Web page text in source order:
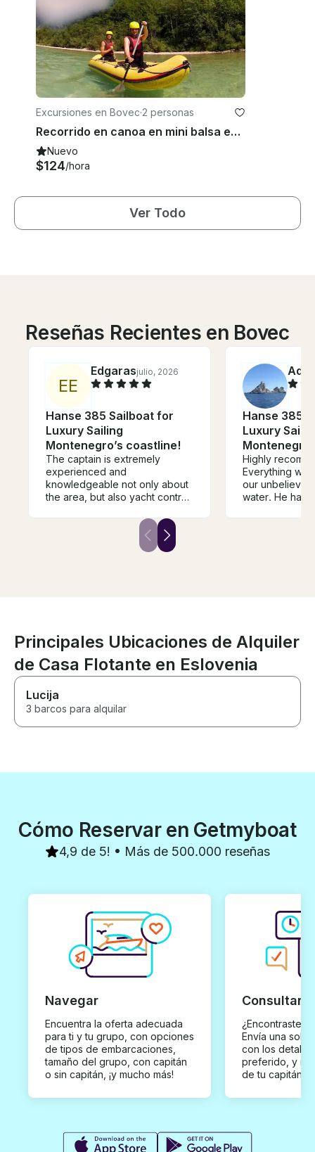
Excursiones en Bovec·2 personas
Recorrido en canoa en mini balsa en Bovec, Eslovenia
Nuevo
$124/hora
Ver Todo
Reseñas Recientes en Bovec
EE
Edgarasjulio, 2026
Hanse 385 Sailboat for
Luxury Sailing
Montenegro’s coastline!
The captain is extremely
experienced and
knowledgeable not only about
the area, but also yacht control.
well equipped. Highly
recommended. Thank you.
Hanse 385
Luxury
Highly
Everything
our
water. He had
Principales Ubicaciones de Alquiler
de Casa Flotante en Eslovenia
Lucija
3 barcos para alquilar
Cómo Reservar en Getmyboat
4,9 de 5! • Más de 500.000 reseñas
Navegar
Encuentra la oferta adecuada
para ti y tu grupo, con opciones
de tipos de embarcaciones,
tamaño del grupo, con capitán
o sin capitán, ¡y mucho más!
Consultar
¿Encontraste
Envía una
con los
preferido, y
de tu capitán